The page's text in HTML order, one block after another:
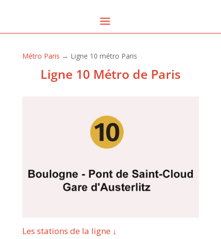
Métro Paris → Ligne 10 métro Paris
Ligne 10 Métro de Paris
Les stations de la ligne ↓